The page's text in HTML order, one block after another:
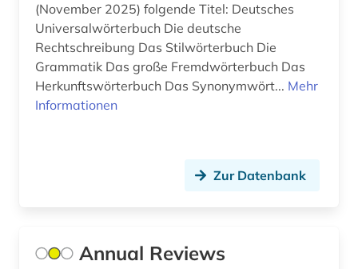
evidenz-basierte medizin (10)
evidenzbasierte medizin (1)
examensfragen (6)
fid geschichtswissenschaft (1)
food and drug administration (1)
(November 2025) folgende Titel: Deutsches
Universalwörterbuch Die deutsche
Rechtschreibung Das Stilwörterbuch Die
Grammatik Das große Fremdwörterbuch Das
Herkunftswörterbuch Das Synonymwört... Mehr
Informationen
Zur Datenbank
Annual Reviews